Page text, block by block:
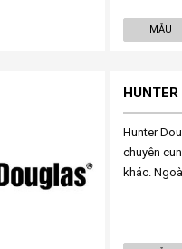
MẪU
Hunter
chuyên
khác.